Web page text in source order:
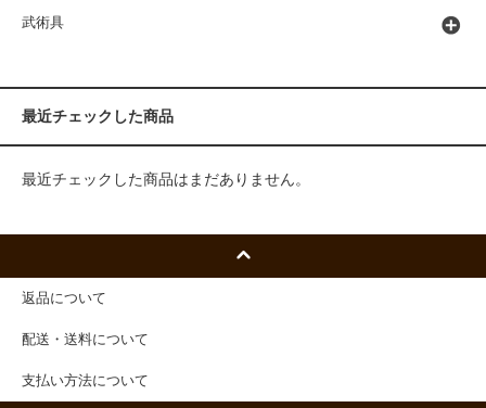
武術具
最近チェックした商品
最近チェックした商品はまだありません。
返品について
配送・送料について
支払い方法について